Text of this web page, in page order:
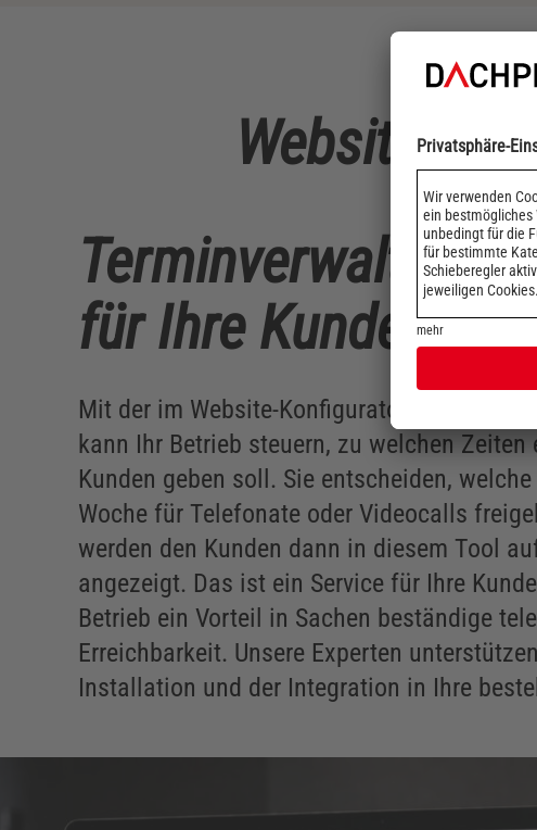
Website-
Terminverwaltung
für Ihre Kunden
Mit der im Website-Konfigurator
kann Ihr Betrieb steuern, zu welchen Zeiten
Kunden geben soll. Sie entscheiden,
Woche für Telefonate oder Videocalls
werden den Kunden dann in diesem Tool
angezeigt. Das ist ein Service für Ihre
Betrieb ein Vorteil in Sachen beständige
Erreichbarkeit. Unsere Experten
Installation und der Integration in Ihre